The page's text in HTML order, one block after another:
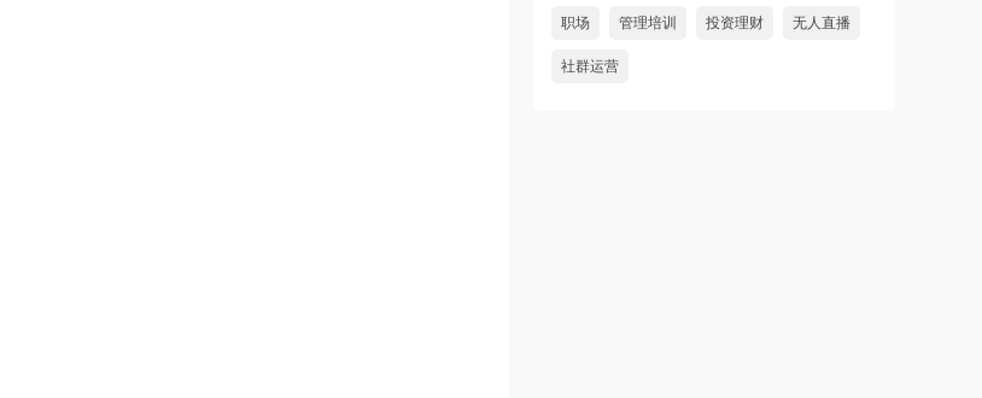
职场 管理培训 投资理财 无人直播
社群运营